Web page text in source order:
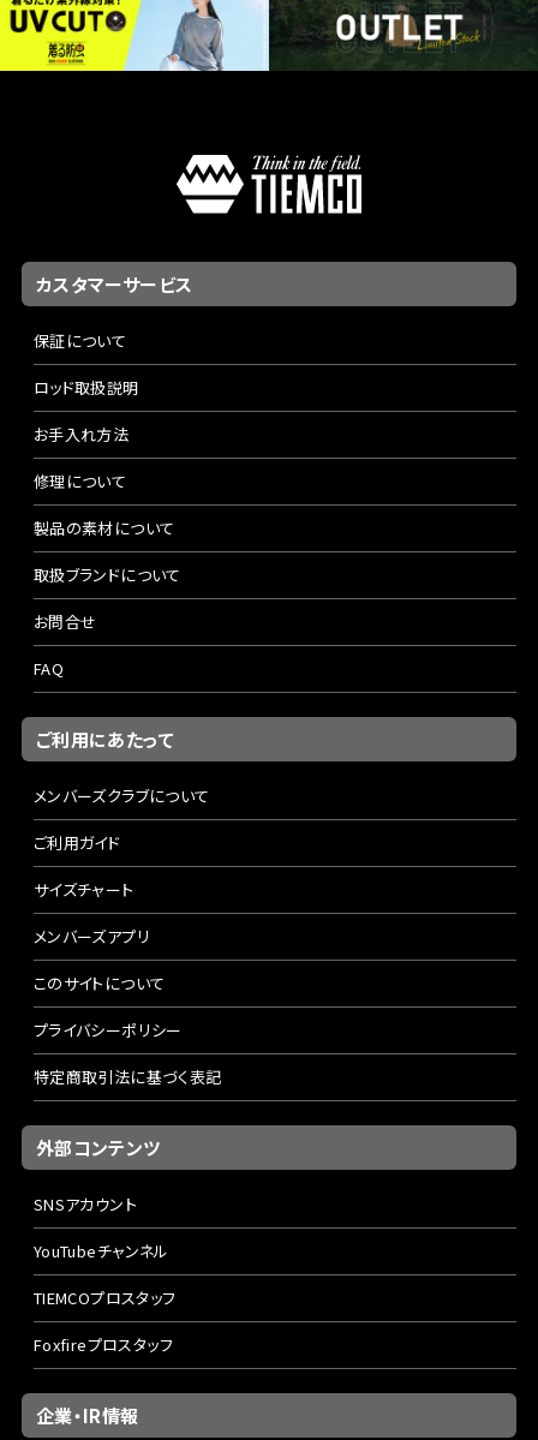
カスタマーサービス
保証について
ロッド取扱説明
お手入れ方法
修理について
製品の素材について
取扱ブランドについて
お問合せ
FAQ
ご利用にあたって
メンバーズクラブについて
ご利用ガイド
サイズチャート
メンバーズアプリ
このサイトについて
プライバシーポリシー
特定商取引法に基づく表記
外部コンテンツ
SNSアカウント
YouTubeチャンネル
TIEMCOプロスタッフ
Foxfireプロスタッフ
企業・IR情報